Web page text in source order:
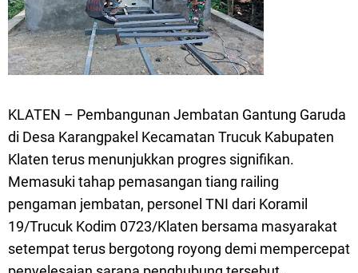
KLATEN – Pembangunan Jembatan Gantung Garuda
di Desa Karangpakel Kecamatan Trucuk Kabupaten
Klaten terus menunjukkan progres signifikan.
Memasuki tahap pemasangan tiang railing
pengaman jembatan, personel TNI dari Koramil
19/Trucuk Kodim 0723/Klaten bersama masyarakat
setempat terus bergotong royong demi mempercepat